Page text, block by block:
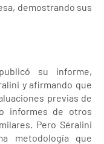
demostrando sus
su informe,
y afirmando que
previas de
informes de otros
Pero Séralini
metodología que